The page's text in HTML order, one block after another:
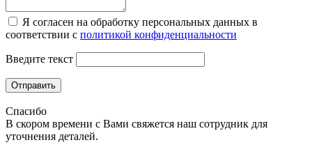
Я согласен на обработку персональных данных в
соответствии с политикой конфиденциальности
Введите текст
Отправить
Спасибо
В скором времени с Вами свяжется наш сотрудник для
уточнения деталей.